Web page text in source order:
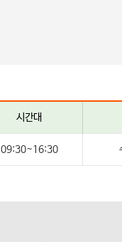
시간대
09:30~16:30